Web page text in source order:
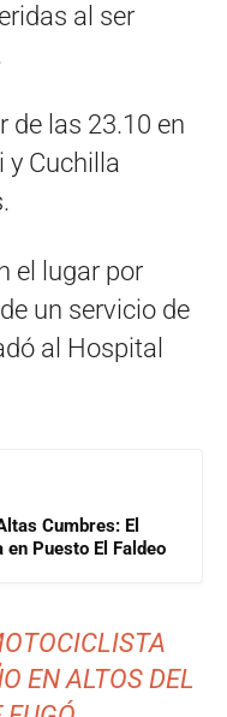
al ser
de las 23.10 en
y Cuchilla
el lugar por
un servicio de
al Hospital
Cumbres: El
Puesto El Faldeo
EN ALTOS DEL